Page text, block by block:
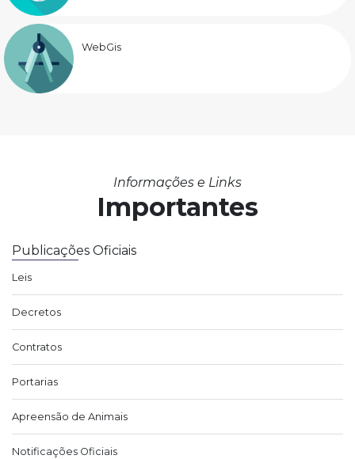
WebGis
Informações e Links
Importantes
Publicações Oficiais
Leis
Decretos
Contratos
Portarias
Apreensão de Animais
Notificações Oficiais